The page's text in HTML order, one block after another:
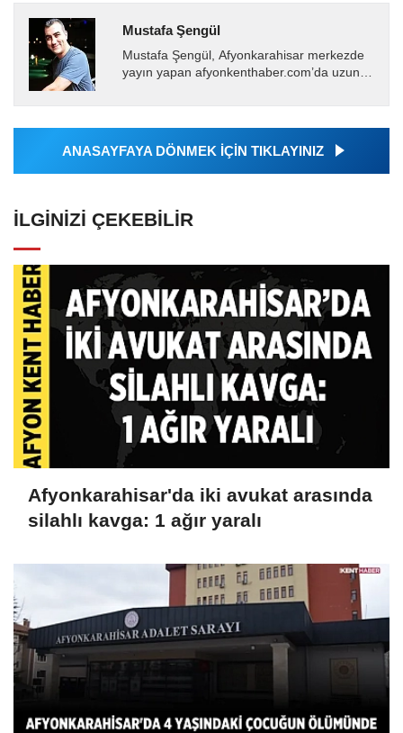
Mustafa Şengül
Mustafa Şengül, Afyonkarahisar merkezde
yayın yapan afyonkenthaber.com’da uzun
almakta, haber akışı...
ANASAYFAYA DÖNMEK İÇİN TIKLAYINIZ
İLGINIZI ÇEKEBILIR
Afyonkarahisar'da iki avukat arasında
silahlı kavga: 1 ağır yaralı